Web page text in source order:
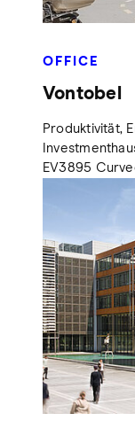
OFFICE
Vontobel
Produktivität,
EV3895